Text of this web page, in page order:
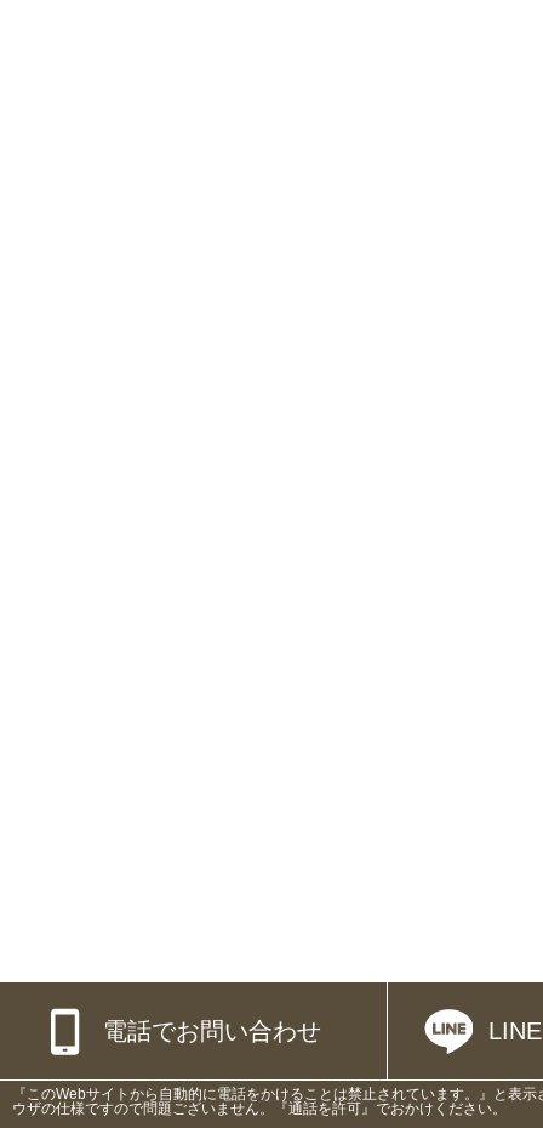
電話でお問い合わせ
『このWebサイトから自動的に電話をかけることは禁止されています。』と表
ウザの仕様ですので問題ございません。『通話を許可』でおかけください。